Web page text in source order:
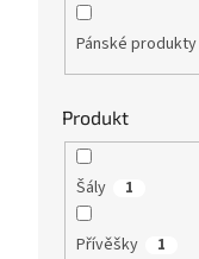
Pánské produkty
Produkt
Šály 1
Přívěšky 1